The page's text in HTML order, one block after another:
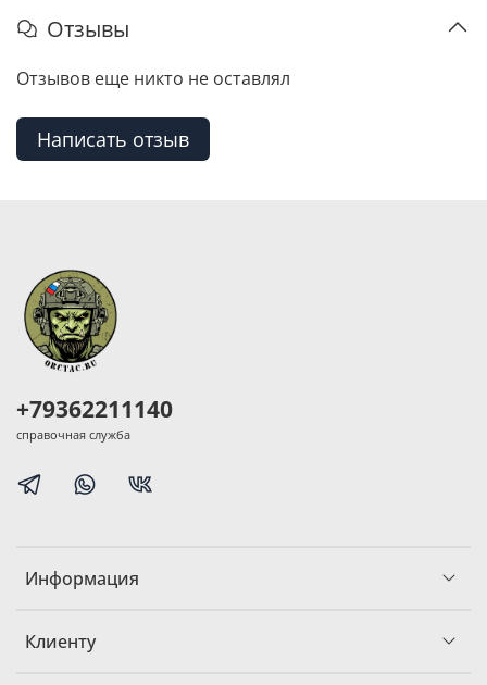
Отзывы
Отзывов еще никто не оставлял
Написать отзыв
Информация
Клиенту
+79362211140
справочная служба